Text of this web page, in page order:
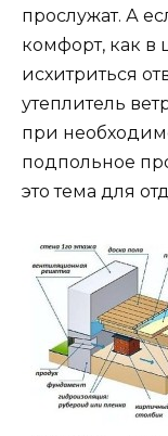
прослужат. А
комфорт, как в
исхитриться
утеплитель
при
подпольное
это тема для